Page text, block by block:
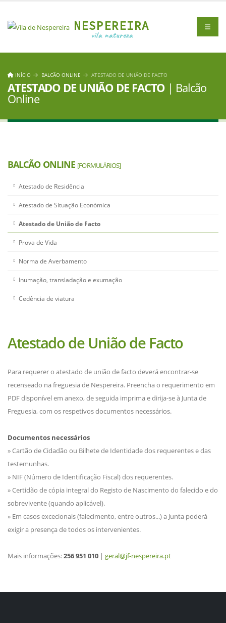
NESPEREIRA
vila natureza
ATESTADO DE UNIÃO DE FACTO | Balcão
Online
INÍCIO BALCÃO ONLINE ATESTADO DE UNIÃO DE FACTO
BALCÃO ONLINE [FORMULÁRIOS]
Atestado de Residência
Atestado de Situação Económica
Atestado de União de Facto
Prova de Vida
Norma de Averbamento
Inumação, transladação e exumação
Cedência de viatura
Atestado de União de Facto
Para requerer o atestado de união de facto deverá encontrar-se
recenseado na freguesia de Nespereira. Preencha o requerimento em
PDF disponível em anexo, de seguida imprima e dirija-se à Junta de
Freguesia, com os respetivos documentos necessários.
Documentos necessários
» Cartão de Cidadão ou Bilhete de Identidade dos requerentes e das
testemunhas.
» NIF (Número de Identificação Fiscal) dos requerentes.
» Certidão de cópia integral do Registo de Nascimento do falecido e do
sobrevivente (quando aplicável).
» Em casos excecionais (falecimento, entre outros...) a Junta poderá
exigir a presença de todos os intervenientes.
Mais informações:256 951 010 | geral@jf-nespereira.pt